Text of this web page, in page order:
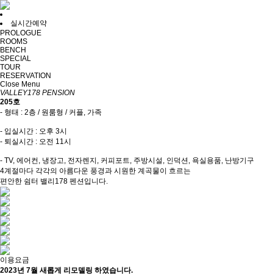
실시간예약
PROLOGUE
ROOMS
BENCH
SPECIAL
TOUR
RESERVATION
Close Menu
VALLEY178 PENSION
205호
- 형태 : 2층 / 원룸형 / 커플, 가족
- 입실시간 : 오후 3시
- 퇴실시간 : 오전 11시
- TV, 에어컨, 냉장고, 전자렌지, 커피포트, 주방시설, 인덕션, 욕실용품, 난방기구
4계절마다 각각의 아름다운 풍경과 시원한 계곡물이 흐르는
편안한 쉼터 밸리178 펜션입니다.
이용요금
2023년 7월 새롭게 리모델링 하였습니다.